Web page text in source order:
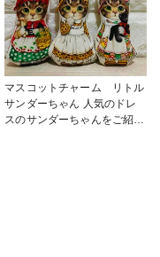
マスコットチャーム リトル
サンダーちゃん 人気のドレ
スのサンダーちゃんをご紹介